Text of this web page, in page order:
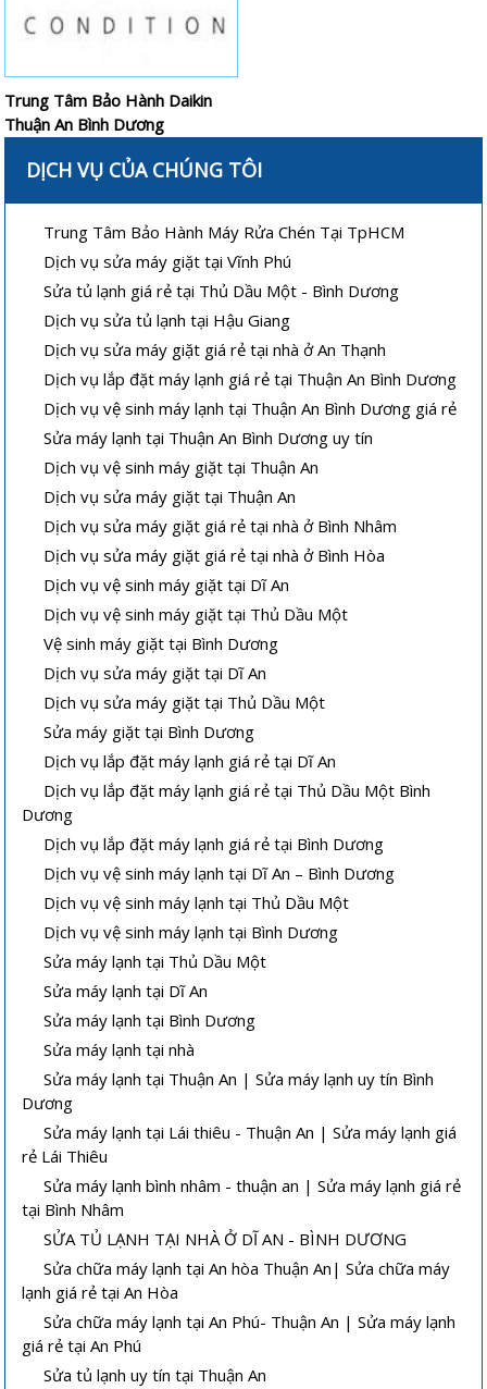
Trung Tâm Bảo Hành Daikin
Thuận An Bình Dương
DỊCH VỤ CỦA CHÚNG TÔI
Trung Tâm Bảo Hành Máy Rửa Chén Tại TpHCM
Dịch vụ sửa máy giặt tại Vĩnh Phú
Sửa tủ lạnh giá rẻ tại Thủ Dầu Một - Bình Dương
Dịch vụ sửa tủ lạnh tại Hậu Giang
Dịch vụ sửa máy giặt giá rẻ tại nhà ở An Thạnh
Dịch vụ lắp đặt máy lạnh giá rẻ tại Thuận An Bình Dương
Dịch vụ vệ sinh máy lạnh tại Thuận An Bình Dương giá rẻ
Sửa máy lạnh tại Thuận An Bình Dương uy tín
Dịch vụ vệ sinh máy giặt tại Thuận An
Dịch vụ sửa máy giặt tại Thuận An
Dịch vụ sửa máy giặt giá rẻ tại nhà ở Bình Nhâm
Dịch vụ sửa máy giặt giá rẻ tại nhà ở Bình Hòa
Dịch vụ vệ sinh máy giặt tại Dĩ An
Dịch vụ vệ sinh máy giặt tại Thủ Dầu Một
Vệ sinh máy giặt tại Bình Dương
Dịch vụ sửa máy giặt tại Dĩ An
Dịch vụ sửa máy giặt tại Thủ Dầu Một
Sửa máy giặt tại Bình Dương
Dịch vụ lắp đặt máy lạnh giá rẻ tại Dĩ An
Dịch vụ lắp đặt máy lạnh giá rẻ tại Thủ Dầu Một Bình
Dương
Dịch vụ lắp đặt máy lạnh giá rẻ tại Bình Dương
Dịch vụ vệ sinh máy lạnh tại Dĩ An – Bình Dương
Dịch vụ vệ sinh máy lạnh tại Thủ Dầu Một
Dịch vụ vệ sinh máy lạnh tại Bình Dương
Sửa máy lạnh tại Thủ Dầu Một
Sửa máy lạnh tại Dĩ An
Sửa máy lạnh tại Bình Dương
Sửa máy lạnh tại nhà
Sửa máy lạnh tại Thuận An | Sửa máy lạnh uy tín Bình
Dương
Sửa máy lạnh tại Lái thiêu - Thuận An | Sửa máy lạnh giá
rẻ Lái Thiêu
Sửa máy lạnh bình nhâm - thuận an | Sửa máy lạnh giá rẻ
tại Bình Nhâm
SỬA TỦ LẠNH TẠI NHÀ Ở DĨ AN - BÌNH DƯƠNG
Sửa chữa máy lạnh tại An hòa Thuận An| Sửa chữa máy
lạnh giá rẻ tại An Hòa
Sửa chữa máy lạnh tại An Phú- Thuận An | Sửa máy lạnh
giá rẻ tại An Phú
Sửa tủ lạnh uy tín tại Thuận An